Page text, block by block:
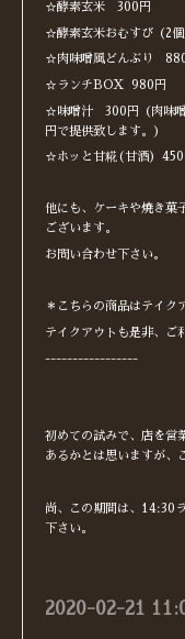
☆酵素玄米 300円
☆酵素玄米おむすび（2
☆肉味噌風どんぶり
☆ランチBOX 980円
☆味噌汁 300円（肉味噌
円で提供致します。）
☆ホッと甘糀(甘酒) 450
他にも、ケーキや焼き菓
ございます。
お問い合わせ下さい。
＊こちらの商品はテイク
テイクアウトも是非、ご
-----------------
初めての試みで、店を営
あるかとは思いますが、
尚、この期間は、14:30
下さい。
2020-02-21